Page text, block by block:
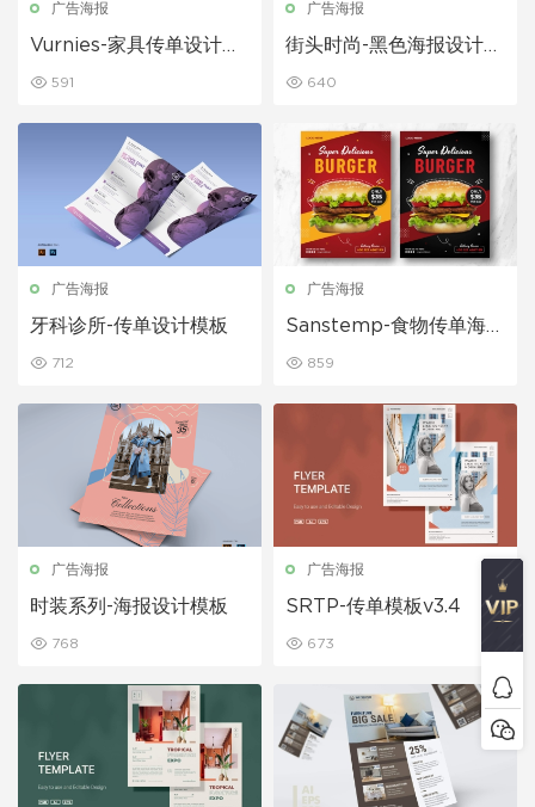
广告海报
Vurnies-家具传单设计模
591
广告海报
街头时尚-黑色海报设计模
640
广告海报
牙科诊所-传单设计模板
712
广告海报
Sanstemp-食物传单海报
859
广告海报
时装系列-海报设计模板
768
广告海报
SRTP-传单模板v3.4
673